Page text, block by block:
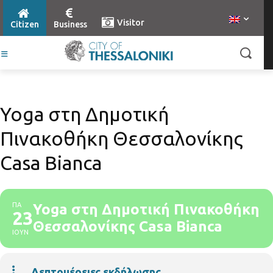
Citizen Business Visitor
Yoga στη Δημοτική
Πινακοθήκη Θεσσαλονίκης
Casa Bianca
ΠΑ
23
ΙΟΥΝ
Yoga στη Δημοτική Πινακοθήκη
Θεσσαλονίκης Casa Bianca